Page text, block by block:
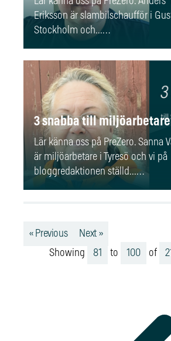
Eriksson är slambilschaufför i
Stockholm och...…
3 snabba till miljöarbetare
Lär känna oss på PreZero. Sanna
är miljöarbetare i Tyresö och vi på
bloggredaktionen ställd...…
« Previous
Next »
Showing
81 to 100 of